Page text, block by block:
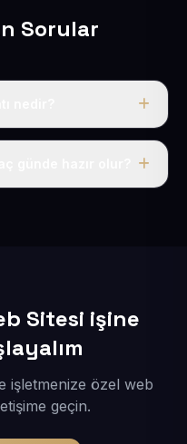
Sorular
+ KDV. Bu bedele alan
Sitesi işine
işletmenize özel web
geçin.